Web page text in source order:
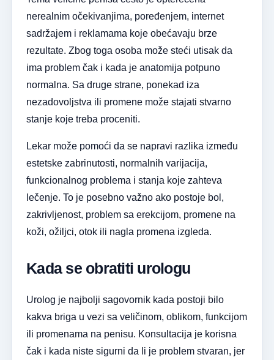
nerealnim očekivanjima, poređenjem, internet
sadržajem i reklamama koje obećavaju brze
rezultate. Zbog toga osoba može steći utisak da
ima problem čak i kada je anatomija potpuno
normalna. Sa druge strane, ponekad iza
nezadovoljstva ili promene može stajati stvarno
stanje koje treba proceniti.
Lekar može pomoći da se napravi razlika između
estetske zabrinutosti, normalnih varijacija,
funkcionalnog problema i stanja koje zahteva
lečenje. To je posebno važno ako postoje bol,
zakrivljenost, problem sa erekcijom, promene na
koži, ožiljci, otok ili nagla promena izgleda.
Kada se obratiti urologu
Urolog je najbolji sagovornik kada postoji bilo
kakva briga u vezi sa veličinom, oblikom, funkcijom
ili promenama na penisu. Konsultacija je korisna
čak i kada niste sigurni da li je problem stvaran, jer